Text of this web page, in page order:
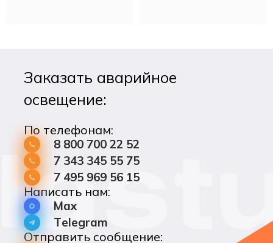
часов.
Заказать аварийное
освещение:
По телефонам:
8 800 700 22 52
7 343 345 55 75
7 495 969 56 15
Написать нам:
Max
Telegram
Отправить сообщение: